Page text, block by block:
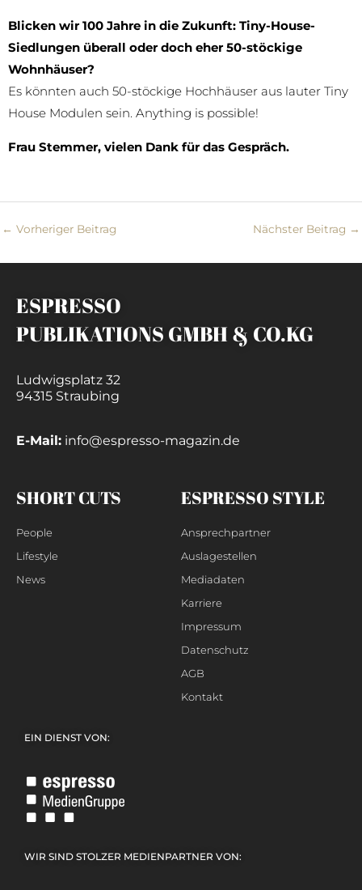
Blicken wir 100 Jahre in die Zukunft: Tiny-House-
Siedlungen überall oder doch eher 50-stöckige
Wohnhäuser?
Es könnten auch 50-stöckige Hochhäuser aus lauter Tiny
House Modulen sein. Anything is possible!
Frau Stemmer, vielen Dank für das Gespräch.
← Vorheriger Beitrag Nächster Beitrag →
ESPRESSO
PUBLIKATIONS GMBH & CO.KG
Ludwigsplatz 32
94315 Straubing
E-Mail: info@espresso-magazin.de
SHORT CUTS
People
Lifestyle
News
ESPRESSO STYLE
Ansprechpartner
Auslagestellen
Mediadaten
Karriere
Impressum
Datenschutz
AGB
Kontakt
EIN DIENST VON:
WIR SIND STOLZER MEDIENPARTNER VON: